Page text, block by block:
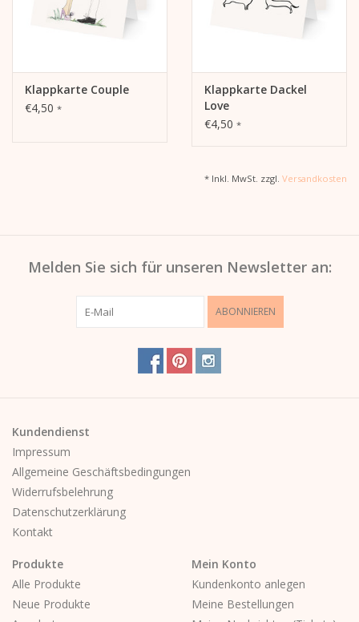
Klappkarte Couple
€4,50 *
Klappkarte Dackel
Love
€4,50 *
* Inkl. MwSt. zzgl. Versandkosten
Melden Sie sich für unseren Newsletter an:
ABONNIEREN
Kundendienst
Impressum
Allgemeine Geschäftsbedingungen
Widerrufsbelehrung
Datenschutzerklärung
Kontakt
Produkte
Alle Produkte
Neue Produkte
Mein Konto
Kundenkonto anlegen
Meine Bestellungen